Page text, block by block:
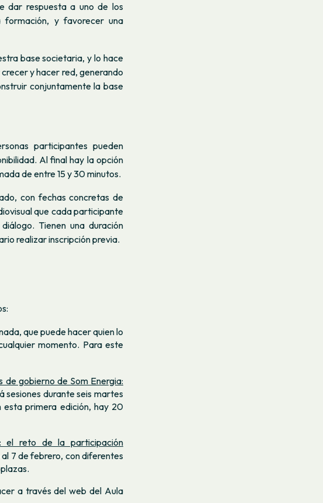
dar respuesta a uno de los
y favorecer una
base societaria, y lo hace
y hacer red, generando
conjuntamente la base
participantes pueden
Al final hay la opción
de entre 15 y 30 minutos.
con fechas concretas de
que cada participante
Tienen una duración
realizar inscripción previa.
que puede hacer quien lo
momento. Para este
gobierno de Som Energia:
sesiones durante seis martes
primera edición, hay 20
el reto de la participación
7 de febrero, con diferentes
a través del web del Aula